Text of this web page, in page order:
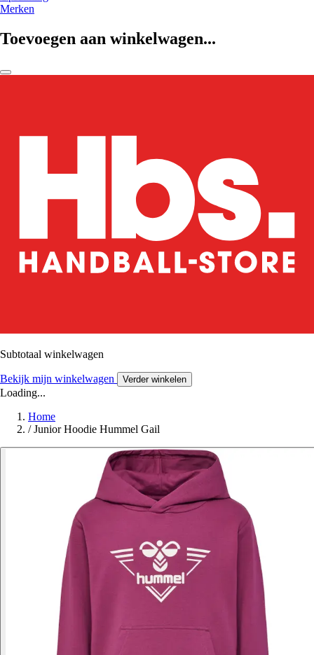
Merken
Toevoegen aan winkelwagen...
Subtotaal winkelwagen
Bekijk mijn winkelwagen Verder winkelen
Loading...
Home
/ Junior Hoodie Hummel Gail